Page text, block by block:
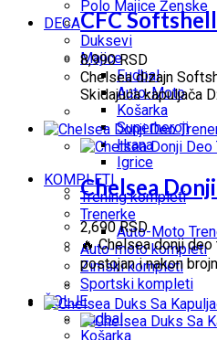
Polo Majice Ženske
DECA
Duksevi
Majice
Fudbal
Auto-Moto
Košarka
Superheroji
Hrana
Igrice
KOMPLETI
Trening kompleti
Trenerke
Auto-Moto
Auto-moto kompleti
Zimski kompleti
Sportski kompleti
ŠOLJE
Fudbal
Košarka
CFC
8,990RSD
Chelsea dizajn
Skidajuća kapuljača
Chelsea
2,690RSD
🔥 Chelsea donji
postojan i nakon